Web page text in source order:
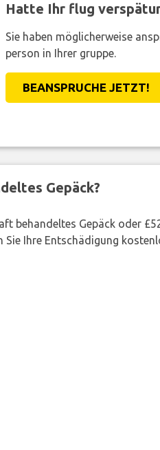
Hatte Ihr flug
Sie haben möglicherweise
person in Ihrer gruppe.
BEANSPRUCHE JETZT!
Gepäck?
behandeltes Gepäck oder
Sie Ihre Entschädigung